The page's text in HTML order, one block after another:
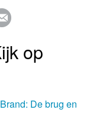
op
De brug en